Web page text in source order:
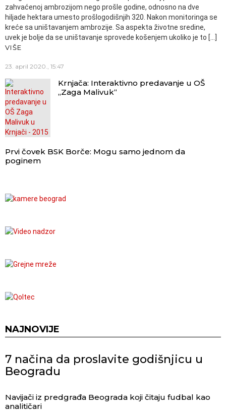
zahvaćenoj ambrozijom nego prošle godine, odnosno na dve
hiljade hektara umesto prošlogodišnjih 320. Nakon monitoringa se
kreće sa uništavanjem ambrozije. Sa aspekta životne sredine,
uvek je bolje da se uništavanje sprovede košenjem ukoliko je to […]
VIŠE
23. april 2020., 15:47
Krnjača: Interaktivno predavanje u OŠ
„Zaga Malivuk“
Prvi čovek BSK Borče: Mogu samo jednom da
poginem
NAJNOVIJE
7 načina da proslavite godišnjicu u
Beogradu
Navijači iz predgrađa Beograda koji čitaju fudbal kao
analitičari